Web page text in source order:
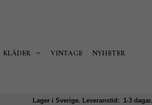
KLÄDER VINTAGE NYHETER
Lager i Sverige. Leveranstid: 1-3